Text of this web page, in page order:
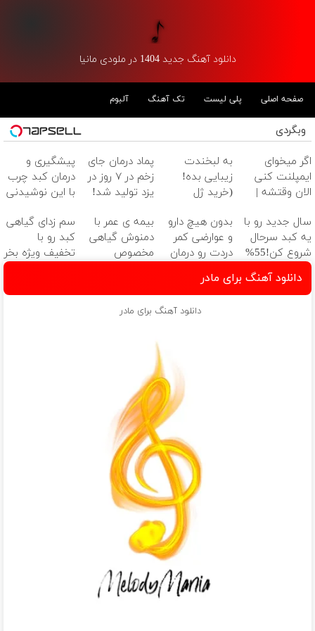
دانلود آهنگ جدید 1404 در ملودی مانیا
صفحه اصلی پلی لیست تک آهنگ آلبوم
وبگردی
اگر میخوای
ایمپلنت کنی
الان وقتشه |
میلیون تومان!!!
به لبخندت
زیبایی بده!
(خرید ژل
دندان
با40%تخفیف)
پماد درمان جای
زخم در ۷ روز در
یزد تولید شد!
پیشگیری و
درمان کبد چرب
با این نوشیدنی
سال جدید رو با
یه کبد سرحال
شروع کن!55%
تخفیف تا
امشب
بدون هیچ دارو
و عوارضی کمر
دردت رو درمان
(پرسش‌نامه)
بیمه ی عمر با
دمنوش گیاهی
مخصوص
سم زدای گیاهی
کبد رو با
تخفیف ویژه بخر
دانلود آهنگ برای مادر
دانلود آهنگ برای مادر